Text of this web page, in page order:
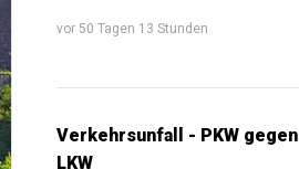
vor 50 Tagen 13 Stunden
Verkehrsunfall - PKW gegen
LKW